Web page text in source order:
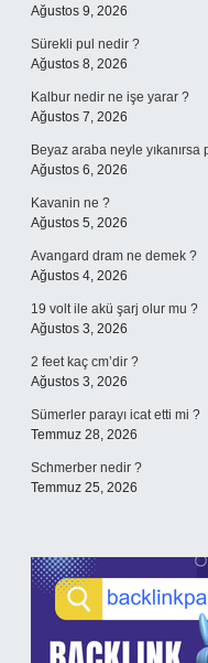
Ağustos 9, 2026
Sürekli pul nedir ?
Ağustos 8, 2026
Kalbur nedir ne işe yarar ?
Ağustos 7, 2026
Beyaz araba neyle yıkanırsa
Ağustos 6, 2026
Kavanin ne ?
Ağustos 5, 2026
Avangard dram ne demek ?
Ağustos 4, 2026
19 volt ile akü şarj olur mu ?
Ağustos 3, 2026
2 feet kaç cm’dir ?
Ağustos 3, 2026
Sümerler parayı icat etti mi ?
Temmuz 28, 2026
Schmerber nedir ?
Temmuz 25, 2026